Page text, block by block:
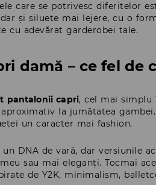
care se potrivesc diferitelor
și siluete mai lejere, cu o
cu adevărat garderobei tale.
damă – ce fel de
pantalonii capri, cel mai simplu
la jumătatea
un caracter mai fashion.
un DNA de vară, dar versiunile
sau mai eleganți. Tocmai
de Y2K, minimalism,